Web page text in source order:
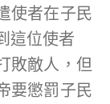
使者在子民
這位使者
敗敵人，但
要懲罰子民